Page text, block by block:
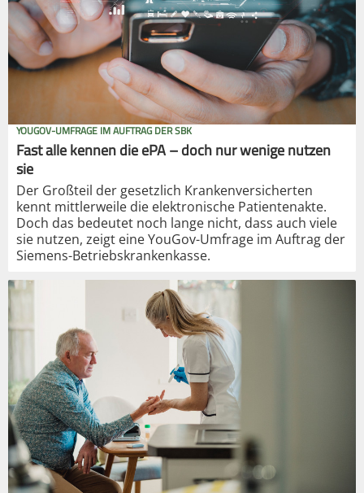
YOUGOV-UMFRAGE IM AUFTRAG DER SBK
Fast alle kennen die ePA – doch nur wenige nutzen
sie
Der Großteil der gesetzlich Krankenversicherten
kennt mittlerweile die elektronische Patientenakte.
Doch das bedeutet noch lange nicht, dass auch viele
sie nutzen, zeigt eine YouGov-Umfrage im Auftrag der
Siemens-Betriebskrankenkasse.